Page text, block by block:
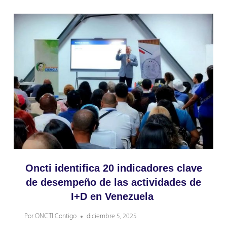
Oncti identifica 20 indicadores clave
de desempeño de las actividades de
I+D en Venezuela
Por ONCTI Contigo diciembre 5, 2025